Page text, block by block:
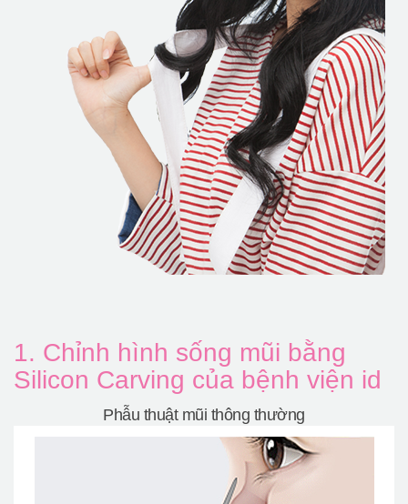
1. Chỉnh hình sống mũi bằng
Silicon Carving của bệnh viện id
Phẫu thuật mũi thông thường